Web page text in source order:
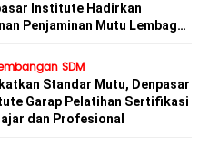
Institute Hadirkan
Penjaminan Mutu Lembaga
SDM
Standar Mutu, Denpasar
Garap Pelatihan Sertifikasi
dan Profesional